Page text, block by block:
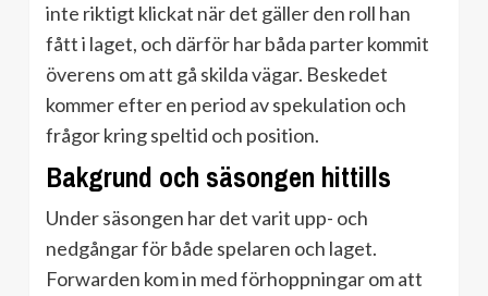
inte riktigt klickat när det gäller den roll han
fått i laget, och därför har båda parter kommit
överens om att gå skilda vägar. Beskedet
kommer efter en period av spekulation och
frågor kring speltid och position.
Bakgrund och säsongen hittills
Under säsongen har det varit upp- och
nedgångar för både spelaren och laget.
Forwarden kom in med förhoppningar om att